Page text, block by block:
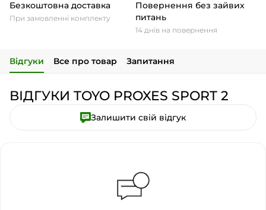
Безкоштовна доставка
При замовленні комплекту
Повернення без зайвих
питань
14 днів на повернення
Відгуки Все про товар Запитання
ВІДГУКИ TOYO PROXES SPORT 2
Залишити свій відгук